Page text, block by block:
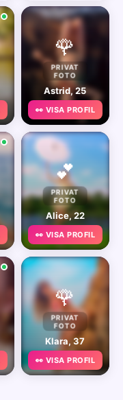
🌹
PRIVAT
FOTO
Astrid, 25
👀 VISA PROFIL
💕
PRIVAT
FOTO
Alice, 22
👀 VISA PROFIL
🌹
PRIVAT
FOTO
Klara, 37
👀 VISA PROFIL